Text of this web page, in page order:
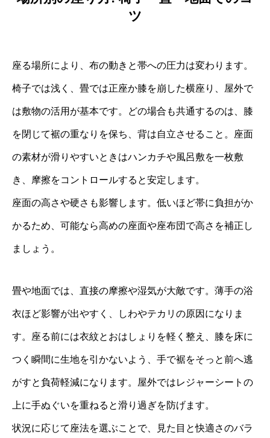
ツ
座る場所により、布の動きと帯への圧力は変わります。
椅子では浅く、畳では正座か膝を崩した横座り、屋外で
は敷物の活用が基本です。どの場合も共通するのは、膝
を閉じて裾の重なりを保ち、背は自立させること。座面
の素材が滑りやすいときはハンカチや風呂敷を一枚敷
き、摩擦をコントロールすると安定します。
座面の高さや硬さも影響します。低いほど帯に負担がか
かるため、可能なら高めの座面や座布団で高さを補正し
ましょう。
畳や地面では、直接の摩擦や湿気が大敵です。薄手の浴
衣ほど影響が出やすく、しわやテカリの原因になりま
す。座る前には衣紋とおはしょりを軽く整え、膝を床に
つく瞬間に生地を引かないよう、手で裾をそっと前へ逃
がすと負荷軽減になります。屋外ではレジャーシートの
上に手ぬぐいを重ねると滑り過ぎを防げます。
状況に応じて座法を選ぶことで、見た目と快適さのバラ